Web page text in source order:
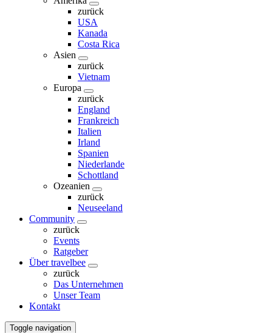
zurück
USA
Kanada
Costa Rica
Asien
zurück
Vietnam
Europa
zurück
England
Frankreich
Italien
Irland
Spanien
Niederlande
Schottland
Ozeanien
zurück
Neuseeland
Community
zurück
Events
Ratgeber
Über travelbee
zurück
Das Unternehmen
Unser Team
Kontakt
Toggle navigation